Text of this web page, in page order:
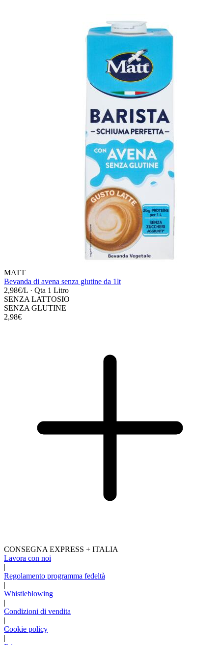
MATT
Bevanda di avena senza glutine da 1lt
2,98€/L · Qta 1 Litro
SENZA LATTOSIO
SENZA GLUTINE
2,98€
CONSEGNA EXPRESS + ITALIA
Lavora con noi
|
Regolamento programma fedeltà
|
Whistleblowing
|
Condizioni di vendita
|
Cookie policy
|